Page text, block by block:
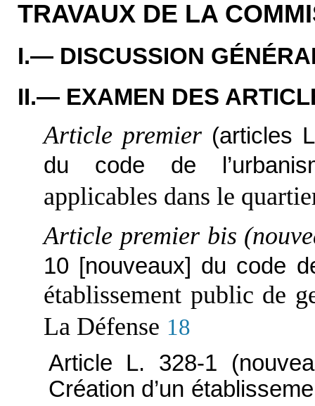
TRAVAUX DE LA
I.— DISCUSSION
II.— EXAMEN DES
Article premier (articles
du code de
applicables dans le
Article premier bis
10 [nouveaux] du code
établissement public de
La Défense 18
Article L. 328-1
Création d’un